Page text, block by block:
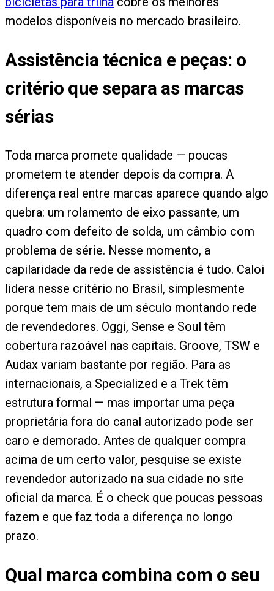
modelos disponíveis no mercado brasileiro.
Assistência técnica e peças: o
critério que separa as marcas
sérias
Toda marca promete qualidade — poucas
prometem te atender depois da compra. A
diferença real entre marcas aparece quando algo
quebra: um rolamento de eixo passante, um
quadro com defeito de solda, um câmbio com
problema de série. Nesse momento, a
capilaridade da rede de assistência é tudo. Caloi
lidera nesse critério no Brasil, simplesmente
porque tem mais de um século montando rede
de revendedores. Oggi, Sense e Soul têm
cobertura razoável nas capitais. Groove, TSW e
Audax variam bastante por região. Para as
internacionais, a Specialized e a Trek têm
estrutura formal — mas importar uma peça
proprietária fora do canal autorizado pode ser
caro e demorado. Antes de qualquer compra
acima de um certo valor, pesquise se existe
revendedor autorizado na sua cidade no site
oficial da marca. É o check que poucas pessoas
fazem e que faz toda a diferença no longo
prazo.
Qual marca combina com o seu